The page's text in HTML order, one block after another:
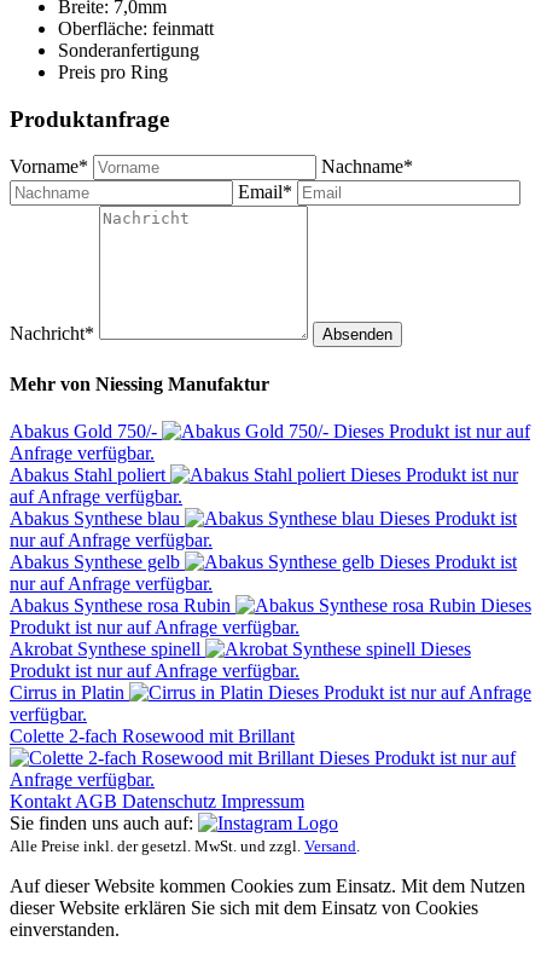
Breite: 7,0mm
Oberfläche: feinmatt
Sonderanfertigung
Preis pro Ring
Produktanfrage
Vorname*
Nachname*
Email*
Nachricht* Absenden
Mehr von Niessing Manufaktur
Abakus Gold 750/-
Dieses Produkt ist nur auf
Anfrage verfügbar.
Abakus Stahl poliert
Dieses Produkt ist nur
auf Anfrage verfügbar.
Abakus Synthese blau
Dieses Produkt ist
nur auf Anfrage verfügbar.
Abakus Synthese gelb
Dieses Produkt ist
nur auf Anfrage verfügbar.
Abakus Synthese rosa Rubin
Dieses
Produkt ist nur auf Anfrage verfügbar.
Akrobat Synthese spinell
Dieses
Produkt ist nur auf Anfrage verfügbar.
Cirrus in Platin
Dieses Produkt ist nur auf Anfrage
verfügbar.
Colette 2-fach Rosewood mit Brillant
Dieses Produkt ist nur auf
Anfrage verfügbar.
Kontakt AGB Datenschutz Impressum
Sie finden uns auch auf:
Alle Preise inkl. der gesetzl. MwSt. und zzgl. Versand
Auf dieser Website kommen Cookies zum Einsatz. Mit dem Nutzen
dieser Website erklären Sie sich mit dem Einsatz von Cookies
einverstanden.